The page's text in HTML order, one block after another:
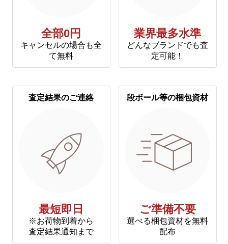
全部0円
キャンセルの場合も全
て無料
業界最多水準
どんなブランドでも査
定可能！
査定結果のご連絡
最短即日
※お荷物到着から
査定結果通知まで
段ボール等の梱包資材
ご準備不要
選べる梱包資材を無料
配布